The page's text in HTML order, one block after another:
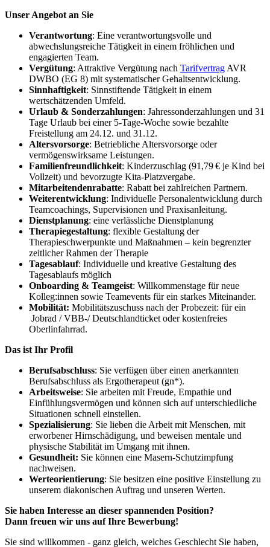
Unser Angebot an Sie
Verantwortung: Eine verantwortungsvolle und
abwechslungsreiche Tätigkeit in einem fröhlichen und
engagierten Team.
Vergütung: Attraktive Vergütung nach Tarifvertrag AVR
DWBO (EG 8) mit systematischer Gehaltsentwicklung.
Sinnhaftigkeit: Sinnstiftende Tätigkeit in einem
wertschätzenden Umfeld.
Urlaub & Sonderzahlungen: Jahressonderzahlungen und 31
Tage Urlaub bei einer 5-Tage-Woche sowie bezahlte
Freistellung am 24.12. und 31.12.
Altersvorsorge: Betriebliche Altersvorsorge oder
vermögenswirksame Leistungen.
Familienfreundlichkeit: Kinderzuschlag (91,79 € je Kind bei
Vollzeit) und bevorzugte Kita-Platzvergabe.
Mitarbeitendenrabatte: Rabatt bei zahlreichen Partnern.
Weiterentwicklung: Individuelle Personalentwicklung durch
Teamcoachings, Supervisionen und Praxisanleitung.
Dienstplanung: eine verlässliche Dienstplanung
Therapiegestaltung: flexible Gestaltung der
Therapieschwerpunkte und Maßnahmen – kein begrenzter
zeitlicher Rahmen der Therapie
Tagesablauf: Individuelle und kreative Gestaltung des
Tagesablaufs möglich
Onboarding & Teamgeist: Willkommenstage für neue
Kolleg:innen sowie Teamevents für ein starkes Miteinander.
Mobilität: Mobilitätszuschuss nach der Probezeit: für ein
Jobrad / VBB-/ Deutschlandticket oder kostenfreies
Oberlinfahrrad.
Das ist Ihr Profil
Berufsabschluss: Sie verfügen über einen anerkannten
Berufsabschluss als Ergotherapeut (gn*).
Arbeitsweise: Sie arbeiten mit Freude, Empathie und
Einfühlungsvermögen und können sich auf unterschiedliche
Situationen schnell einstellen.
Spezialisierung: Sie lieben die Arbeit mit Menschen, mit
erworbener Hirnschädigung, und beweisen mentale und
physische Stabilität im Umgang mit ihnen.
Gesundheit: Sie können eine Masern-Schutzimpfung
nachweisen.
Werteorientierung: Sie besitzen eine positive Einstellung zu
unserem diakonischen Auftrag und unseren Werten.
Sie haben Interesse an dieser spannenden Position?
Dann freuen wir uns auf Ihre Bewerbung!
Sie sind willkommen - ganz gleich, welches Geschlecht Sie haben,